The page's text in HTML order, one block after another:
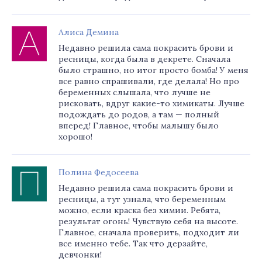
Алиса Демина
Недавно решила сама покрасить брови и
ресницы, когда была в декрете. Сначала
было страшно, но итог просто бомба! У меня
все равно спрашивали, где делала! Но про
беременных слышала, что лучше не
рисковать, вдруг какие-то химикаты. Лучше
подождать до родов, а там — полный
вперед! Главное, чтобы малышу было
хорошо!
Полина Федосеева
Недавно решила сама покрасить брови и
ресницы, а тут узнала, что беременным
можно, если краска без химии. Ребята,
результат огонь! Чувствую себя на высоте.
Главное, сначала проверить, подходит ли
все именно тебе. Так что дерзайте,
девчонки!